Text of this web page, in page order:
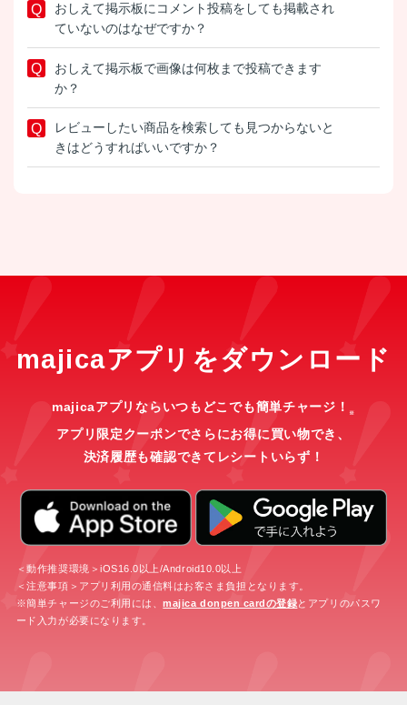
おしえて掲示板にコメント投稿をしても掲載され
ていないのはなぜですか？
おしえて掲示板で画像は何枚まで投稿できます
か？
レビューしたい商品を検索しても見つからないと
きはどうすればいいですか？
majicaアプリをダウンロード
majicaアプリならいつもどこでも簡単チャージ！ ※
アプリ限定クーポンでさらにお得に買い物でき、
決済履歴も確認できてレシートいらず！
＜動作推奨環境＞iOS16.0以上/Android10.0以上
＜注意事項＞アプリ利用の通信料はお客さま負担となります。
※簡単チャージのご利用には、majica donpen cardの登録とアプリのパスワ
ード入力が必要になります。